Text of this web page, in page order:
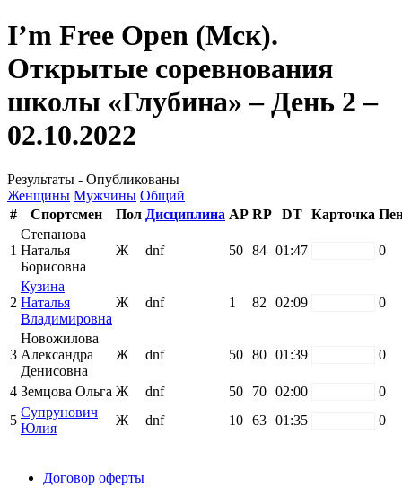
I’m Free Open (Мск).
Открытые соревнования
школы «Глубина» – День 2 –
02.10.2022
Результаты - Опубликованы
Женщины Мужчины Общий
#
Спортсмен Пол Дисциплина AP RP DT Карточка
1
Степанова
Наталья
Борисовна
Ж dnf 50 84 01:47 0
2
Кузина
Наталья
Владимировна
Ж dnf 1 82 02:09 0
3
Новожилова
Александра
Денисовна
Ж dnf 50 80 01:39 0
4 Земцова Ольга Ж dnf 50 70 02:00
0
5
Супрунович
Юлия
Ж dnf 10 63 01:35
0
Договор оферты